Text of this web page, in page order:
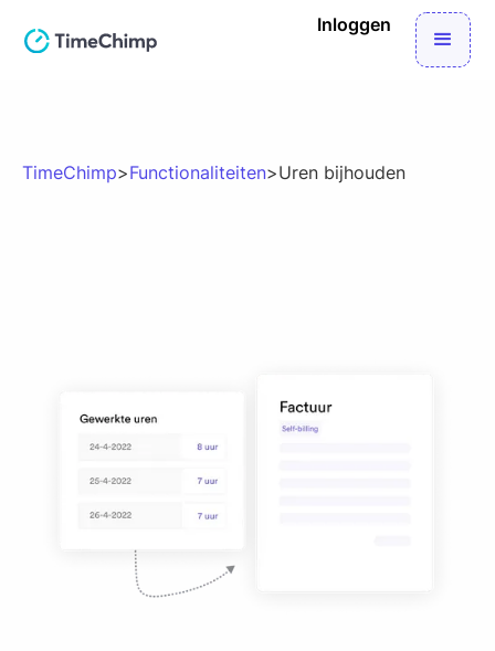
Inloggen
TimeChimp>Functionaliteiten>Uren bijhouden